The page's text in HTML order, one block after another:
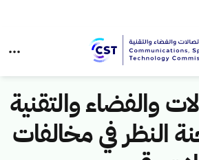
والفضاء والتقنية
النظر في مخالفات